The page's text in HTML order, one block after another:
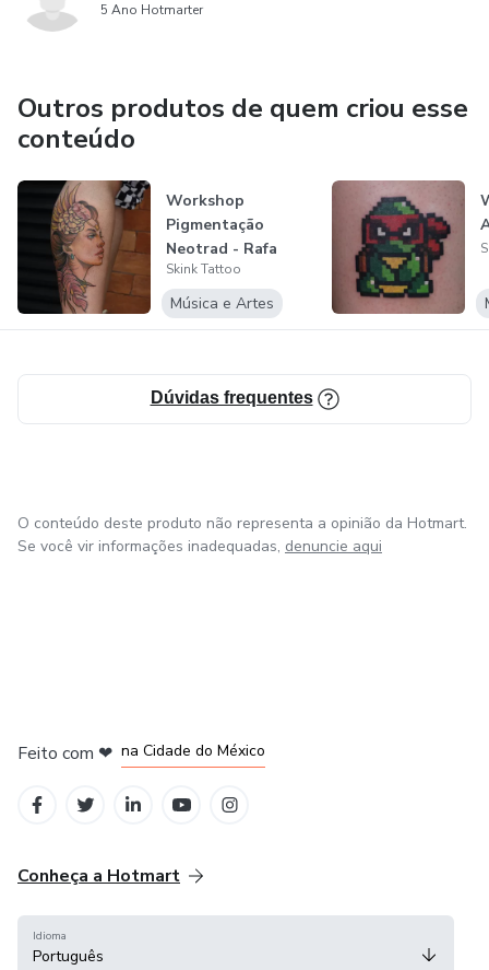
5 Ano Hotmarter
Outros produtos de quem criou esse
conteúdo
Workshop
Pigmentação
Neotrad - Rafa
Ciera
Skink Tattoo
Música e Artes
Dúvidas frequentes
O conteúdo deste produto não representa a opinião da Hotmart.
Se você vir informações inadequadas, denuncie aqui
Feito com ❤ na Cidade do México
Conheça a Hotmart
Idioma
Português